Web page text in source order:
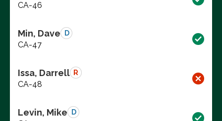
CA-46
Min, Dave D
CA-47
Issa, Darrell R
CA-48
Levin, Mike D